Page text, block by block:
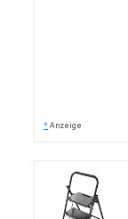
* Anzeige